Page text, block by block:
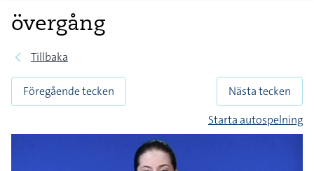
övergång
Tillbaka
Föregående tecken
Nästa tecken
Starta autospelning